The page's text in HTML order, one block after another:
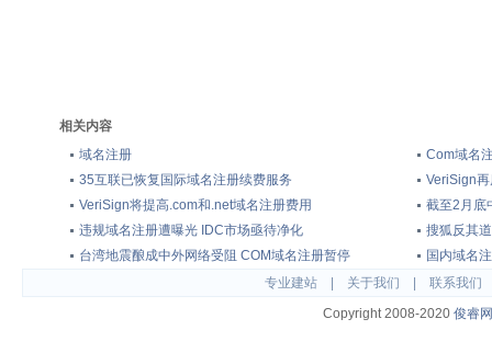
相关内容
域名注册
Com域名
35互联已恢复国际域名注册续费服务
VeriSign
VeriSign将提高.com和.net域名注册费用
截至2月底
违规域名注册遭曝光 IDC市场亟待净化
搜狐反其
台湾地震酿成中外网络受阻 COM域名注册暂停
国内域名
专业建站
关于我们 联系我们
Copyright 2008-2020 俊睿